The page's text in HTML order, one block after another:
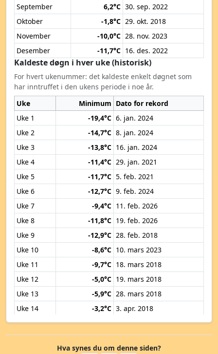
September
6,2°C 30. sep. 2022
Oktober
-1,8°C 29. okt. 2018
November
-10,0°C 28. nov. 2023
Desember
-11,7°C 16. des. 2022
Kaldeste døgn i hver uke (historisk)
For hvert ukenummer: det kaldeste enkelt døgnet som
har inntruffet i den ukens periode i noe år.
Uke
Minimum Dato for rekord
Uke 1
-19,4°C 6. jan. 2024
Uke 2
-14,7°C 8. jan. 2024
Uke 3
-13,8°C 16. jan. 2024
Uke 4
-11,4°C 29. jan. 2021
Uke 5
-11,7°C 5. feb. 2021
Uke 6
-12,7°C 9. feb. 2024
Uke 7
-9,4°C 11. feb. 2026
Uke 8
-11,8°C 19. feb. 2026
Uke 9
-12,9°C 28. feb. 2018
Uke 10
-8,6°C 10. mars 2023
Uke 11
-9,7°C 18. mars 2018
Uke 12
-5,0°C 19. mars 2018
Uke 13
-5,9°C 28. mars 2018
Uke 14
-3,2°C 3. apr. 2018
Uke 15
-2,3°C 12. apr. 2019
Uke 16
-0,6°C 18. apr. 2017
Hva synes du om denne siden?